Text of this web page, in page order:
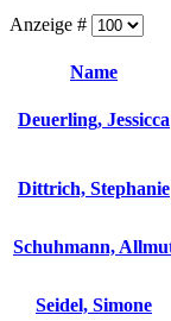
Anzeige #
Name
Deuerling, Jessicca
Dittrich, Stephanie
Schuhmann,
Seidel, Simone